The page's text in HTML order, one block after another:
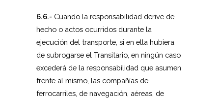
6.6.- Cuando la responsabilidad derive de
hecho o actos ocurridos durante la
ejecución del transporte, si en ella hubiera
de subrogarse el Transitario, en ningún caso
excederá de la responsabilidad que asumen
frente al mismo, las compañías de
ferrocarriles, de navegación, aéreas, de